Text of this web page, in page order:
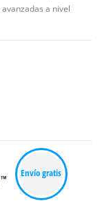
a nivel
Envío gratis